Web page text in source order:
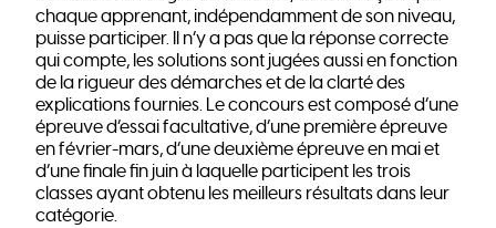
chaque apprenant, indépendamment de son niveau,
puisse participer. Il n’y a pas que la réponse correcte
qui compte, les solutions sont jugées aussi en fonction
de la rigueur des démarches et de la clarté des
explications fournies. Le concours est composé d’une
épreuve d’essai facultative, d’une première épreuve
en février-mars, d’une deuxième épreuve en mai et
d’une finale fin juin à laquelle participent les trois
classes ayant obtenu les meilleurs résultats dans leur
catégorie.